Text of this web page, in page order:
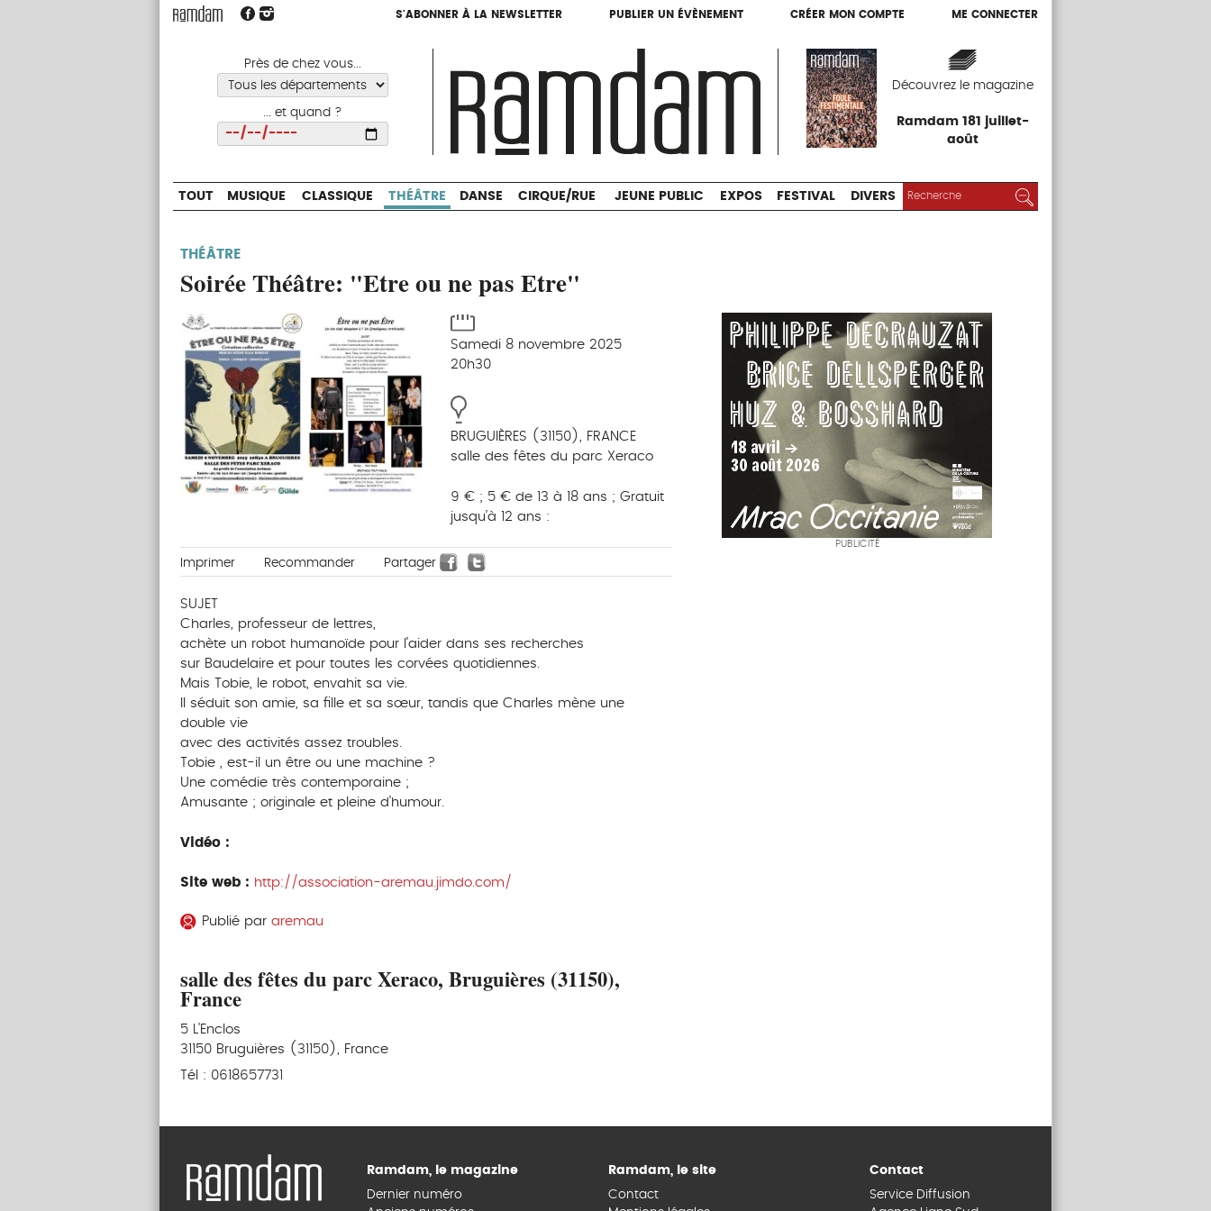
S'ABONNER À LA NEWSLETTER PUBLIER UN ÉVÈNEMENT CRÉER MON COMPTE ME CONNECTER
Près de chez vous...
... et quand ?
Découvrez le magazine
Ramdam 181 juillet-
août
S'ABONNER À LA NEWSLETTER PUBLIER UN ÉVÈNEMENT CRÉER MON COMPTE ME CONNECTER
CIRQUE/RUE JEUNE PUBLIC EXPOS
TOUT MUSIQUE CLASSIQUE THÉÂTRE DANSE CIRQUE/RUE JEUNE PUBLIC EXPOS FESTIVAL DIVERS RECHERCHER :
THÉÂTRE
Soirée Théâtre: "Etre ou ne pas Etre"
Samedi 8 novembre 2025
20h30
BRUGUIÈRES (31150), FRANCE
salle des fêtes du parc Xeraco
9 € ; 5 € de 13 à 18 ans ; Gratuit
jusqu’à 12 ans :
Imprimer Recommander Partager
SUJET
Charles, professeur de lettres,
achète un robot humanoïde pour l’aider dans ses recherches
sur Baudelaire et pour toutes les corvées quotidiennes.
Mais Tobie, le robot, envahit sa vie.
Il séduit son amie, sa fille et sa sœur, tandis que Charles mène une
double vie
avec des activités assez troubles.
Tobie , est-il un être ou une machine ?
Une comédie très contemporaine ;
Amusante ; originale et pleine d’humour.
Vidéo :
Site web : http://association-aremau.jimdo.com/
Publié par aremau
salle des fêtes du parc Xeraco, Bruguières (31150),
France
5 L'Enclos
31150 Bruguières (31150), France
Tél : 0618657731
PUBLICITÉ
Ramdam, le magazine
Dernier numéro
Ramdam, le site
Contact
Contact
Service Diffusion